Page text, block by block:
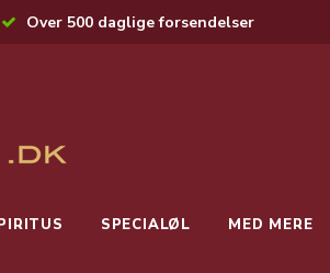
Over 500 daglige forsendelser
SPECIALØL MED MERE